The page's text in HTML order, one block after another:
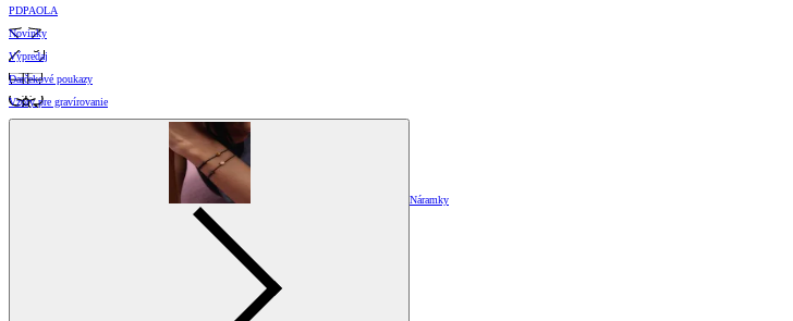
PDPAOLA
Novinky
Výpredaj
Darčekové poukazy
Vzory pre gravírovanie
Náramky